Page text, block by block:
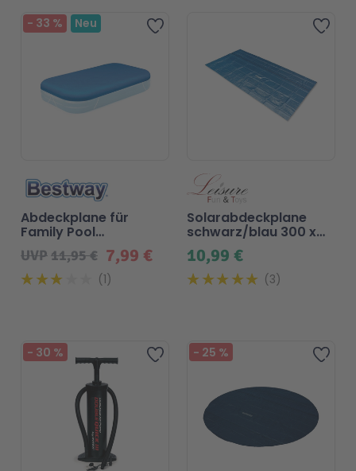
Zur Wunschliste hinzufügen
- 33 % Neu
7,99 €
UVP11,95 €
Abdeckplane für
Family Pool
305x183x56cm
1
Zur
10,99 €
Solarabdeckplane
schwarz/blau 300 x
200 cm für Pool
3
Zur Wunschliste hinzufügen
- 30 % Zur
- 25 %